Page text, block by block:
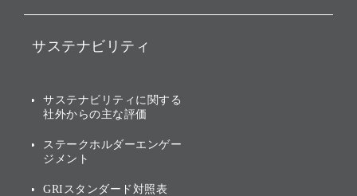
バリュー
ソフトバンクグループの歩
[AI] What dreams are made
その他
グループ企業一覧
IRカレンダー
業績・財務
アニュアルレポート
サステナビリティ
トップメッセージ
サステナビリティの考え方
サステナビリティに関する
社外からの主な評価
ステークホルダーエンゲー
ジメント
GRIスタンダード対照表